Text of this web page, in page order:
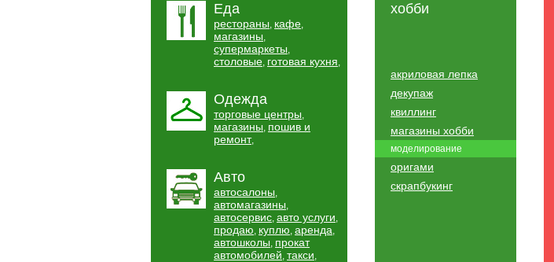
Еда
рестораны, кафе,
магазины,
супермаркеты,
столовые, готовая кухня,
Одежда
торговые центры,
магазины, пошив и
ремонт,
Авто
автосалоны,
автомагазины,
автосервис, авто услуги,
продаю, куплю, аренда,
автошколы, прокат
автомобилей, такси,
хобби
акриловая лепка
декупаж
квиллинг
магазины хобби
моделирование
оригами
скрапбукинг